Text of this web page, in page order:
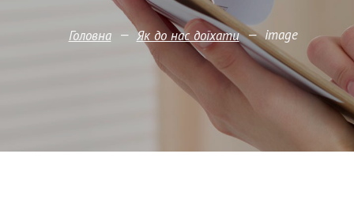
Головна — Як до нас доїхати — image